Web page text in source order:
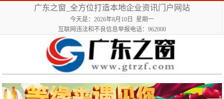
广东之窗_全方位打造本地企业资讯门户网站
今天是：2026年8月10日 星期一
互联网违法和不良信息举报电话：962000